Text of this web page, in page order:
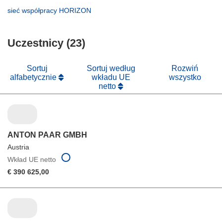
oknie)
otworzy
nowym
sieć współpracy HORIZON
Uczestnicy (23)
Sortuj
alfabetycznie
Sortuj według
wkładu UE
netto
Rozwiń
wszystko
ANTON PAAR GMBH
Austria
Wkład UE netto
€ 390 625,00